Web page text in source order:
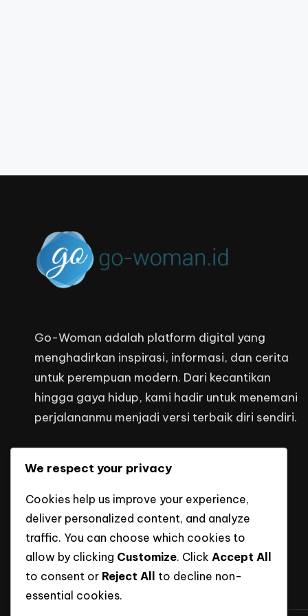
Go-Woman adalah platform digital yang
menghadirkan inspirasi, informasi, dan cerita
untuk perempuan modern. Dari kecantikan
hingga gaya hidup, kami hadir untuk menemani
perjalananmu menjadi versi terbaik diri sendiri.
Kontak Kami
headquarters@mediaputraindonesi
We respect your privacy
Cookies help us improve your experience,
deliver personalized content, and analyze
traffic. You can choose which cookies to
allow by clicking Customize. Click Accept All
to consent or Reject All
to decline non-
essential cookies.